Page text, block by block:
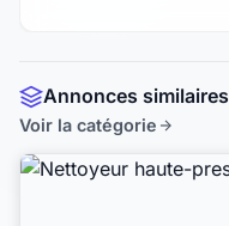
Annonces similaires
Voir la catégorie